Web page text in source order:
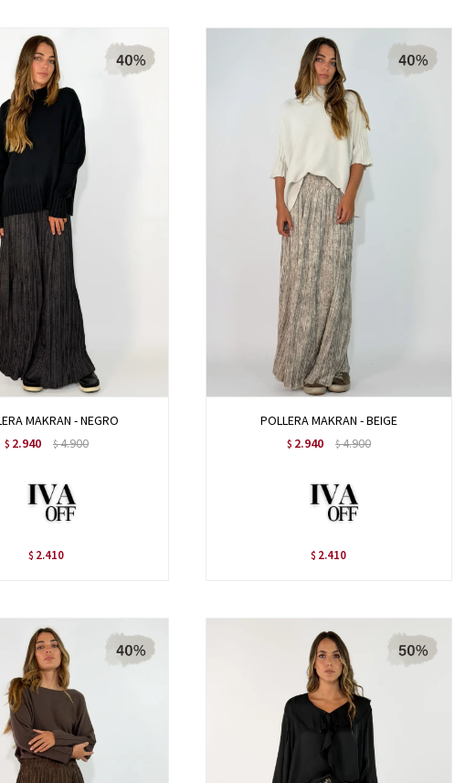
MAKRAN - NEGRO
$ 2.940 $4.900
$ 2.410
POLLERA MAKRAN - BEIGE
$ 2.940 $4.900
$ 2.410